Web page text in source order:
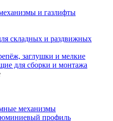
и газлифты
складных и раздвижных
заглушки и мелкие
для сборки и монтажа
механизмы
профиль